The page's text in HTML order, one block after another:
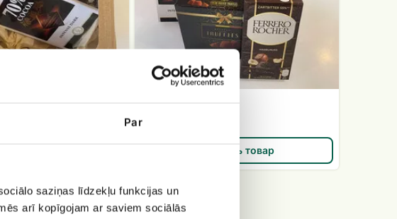
Par
saziņas līdzekļu funkcijas un
arī kopīgojam ar saviem sociālās
Набор сладостей
Открыть товар